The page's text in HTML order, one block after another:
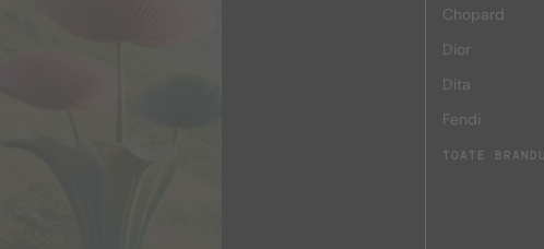
Chopard
Dior
Dita
Fendi
TOATE